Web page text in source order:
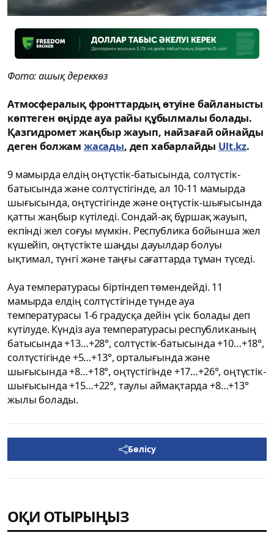
Фото: ашық дереккөз
Атмосфералық фронттардың өтуіне байланысты
көптеген өңірде ауа райы құбылмалы болады.
Қазгидромет жаңбыр жауып, найзағай ойнайды
деген болжам жасады, деп хабарлайды Ult.kz.
9 мамырда елдің оңтүстік-батысында, солтүстік-
батысында және солтүстігінде, ал 10-11 мамырда
шығысында, оңтүстігінде және оңтүстік-шығысында
қатты жаңбыр күтіледі. Сондай-ақ бұршақ жауып,
екпінді жел соғуы мүмкін. Республика бойынша жел
күшейіп, оңтүстікте шаңды дауылдар болуы
ықтимал, түнгі және таңғы сағаттарда тұман түседі.
Ауа температурасы біртіндеп төмендейді. 11
мамырда елдің солтүстігінде түнде ауа
температурасы 1-6 градусқа дейін үсік болады деп
күтілуде. Күндіз ауа температурасы республиканың
батысында +13…+28°, солтүстік-батысында +10…+18°,
солтүстігінде +5…+13°, орталығында және
шығысында +8…+18°, оңтүстігінде +17…+26°, оңтүстік-
шығысында +15…+22°, таулы аймақтарда +8…+13°
жылы болады.
Бөлісу
ОҚИ ОТЫРЫҢЫЗ